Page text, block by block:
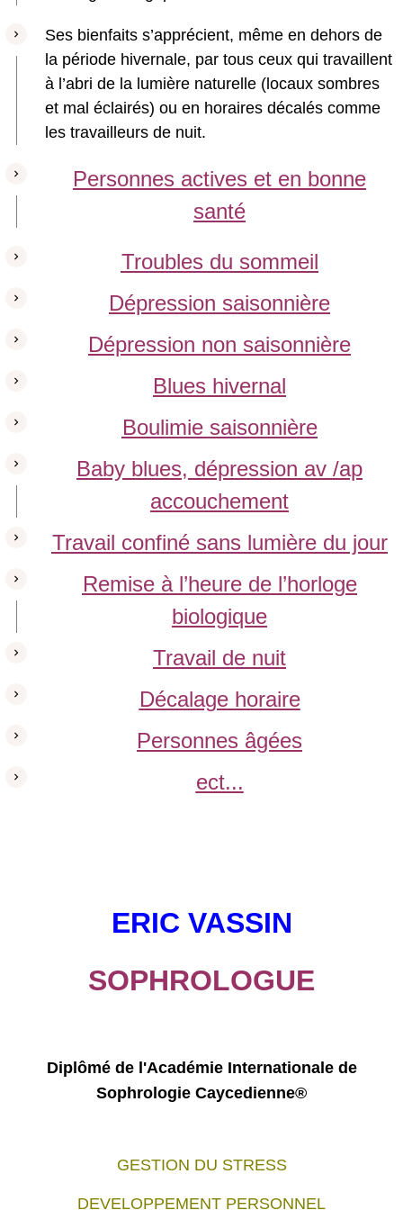
Ses bienfaits s’apprécient, même en dehors de
la période hivernale, par tous ceux qui travaillent
à l’abri de la lumière naturelle (locaux sombres
et mal éclairés) ou en horaires décalés comme
les travailleurs de nuit.
Personnes actives et en bonne
santé
Troubles du sommeil
Dépression saisonnière
Dépression non saisonnière
Blues hivernal
Boulimie saisonnière
Baby blues, dépression av /ap
accouchement
Travail confiné sans lumière du jour
Remise à l’heure de l’horloge
biologique
Travail de nuit
Décalage horaire
Personnes âgées
ect...
ERIC VASSIN
SOPHROLOGUE
Diplômé de l'Académie Internationale de
Sophrologie Caycedienne®
GESTION DU STRESS
DEVELOPPEMENT PERSONNEL